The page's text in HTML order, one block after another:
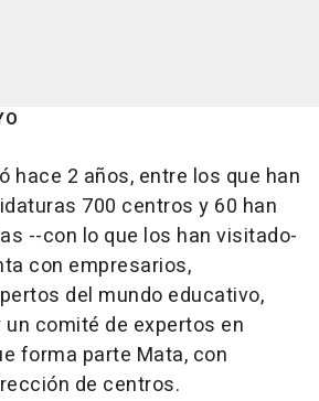
hace 2 años, entre los que han
700 centros y 60 han
--con lo que los han visitado-
con empresarios,
del mundo educativo,
comité de expertos en
forma parte Mata, con
de centros.